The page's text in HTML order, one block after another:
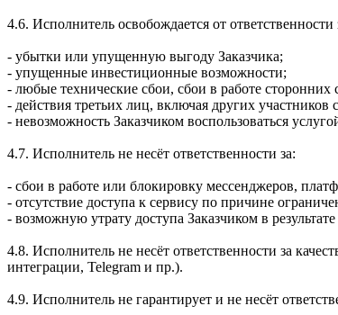
4.6. Исполнитель освобождается от ответственности
- убытки или упущенную выгоду Заказчика;
- упущенные инвестиционные возможности;
- любые технические сбои, сбои в работе
- действия третьих лиц, включая других участников
- невозможность Заказчиком воспользоваться
4.7. Исполнитель не несёт ответственности за:
- сбои в работе или блокировку мессенджеров,
- отсутствие доступа к сервису по причине
- возможную утрату доступа Заказчиком в
4.8. Исполнитель не несёт ответственности за
интеграции, Telegram и пр.).
4.9. Исполнитель не гарантирует и не несёт